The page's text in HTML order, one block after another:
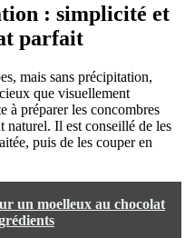
: simplicité et
parfait
mais sans précipitation,
que visuellement
à préparer les concombres
naturel. Il est conseillé de les
puis de les couper en
un moelleux au chocolat